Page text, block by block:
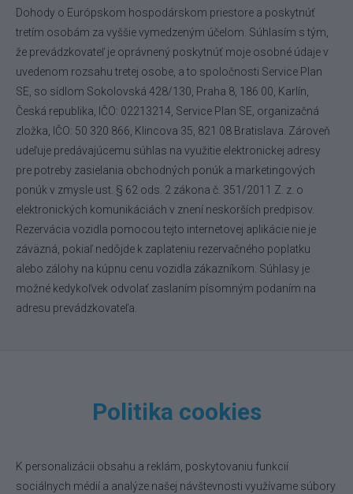
Dohody o Európskom hospodárskom priestore a poskytnúť
tretím osobám za vyššie vymedzeným účelom. Súhlasím s tým,
že prevádzkovateľ je oprávnený poskytnúť moje osobné údaje v
uvedenom rozsahu tretej osobe, a to spoločnosti Service Plan
SE, so sídlom Sokolovská 428/130, Praha 8, 186 00, Karlín,
Česká republika, IČO: 02213214, Service Plan SE, organizačná
zložka, IČO: 50 320 866, Klincova 35, 821 08 Bratislava. Zároveň
udeľuje predávajúcemu súhlas na využitie elektronickej adresy
pre potreby zasielania obchodných ponúk a marketingových
ponúk v zmysle ust. § 62 ods. 2 zákona č. 351/2011 Z. z. o
elektronických komunikáciách v znení neskorších predpisov.
Rezervácia vozidla pomocou tejto internetovej aplikácie nie je
záväzná, pokiaľ nedôjde k zaplateniu rezervačného poplatku
alebo zálohy na kúpnu cenu vozidla zákazníkom. Súhlasy je
možné kedykoľvek odvolať zaslaním písomným podaním na
adresu prevádzkovateľa.
Politika cookies
K personalizácii obsahu a reklám, poskytovaniu funkcií
sociálnych médií a analýze našej návštevnosti využívame súbory